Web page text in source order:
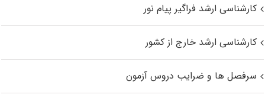
کارشناسی ارشد فراگیر پیام نور
کارشناسی ارشد خارج از کشور
سرفصل ها و ضرایب دروس آزمون